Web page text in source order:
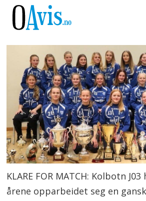
KLARE FOR MATCH: Kolbotn
årene opparbeidet seg en